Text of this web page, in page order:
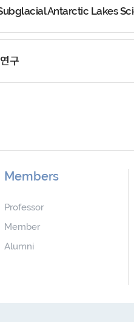
Antarctic Lakes
구
Members
Professor
Member
Alumni